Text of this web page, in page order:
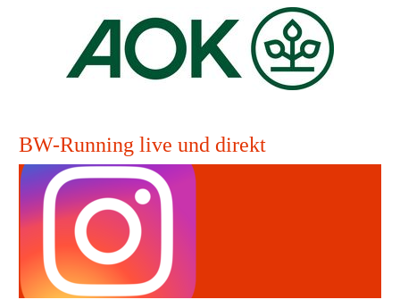
BW-Running live und direkt